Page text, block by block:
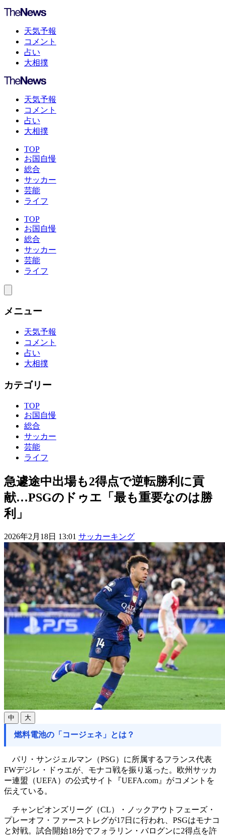
天気予報
コメント
占い
大相撲
天気予報
コメント
占い
大相撲
TOP
お国自慢
総合
サッカー
芸能
ライフ
TOP
お国自慢
総合
サッカー
芸能
ライフ
メニュー
天気予報
コメント
占い
大相撲
カテゴリー
TOP
お国自慢
総合
サッカー
芸能
ライフ
急遽途中出場も2得点で逆転勝利に貢
献…PSGのドゥエ「最も重要なのは勝
利」
2026年2月18日 13:01 サッカーキング
中 大
燃料電池の「コージェネ」とは？
パリ・サンジェルマン（PSG）に所属するフランス代表
FWデジレ・ドゥエが、モナコ戦を振り返った。欧州サッカ
ー連盟（UEFA）の公式サイト『UEFA.com』がコメントを
伝えている。
チャンピオンズリーグ（CL）・ノックアウトフェーズ・
プレーオフ・ファーストレグが17日に行われ、PSGはモナコ
と対戦。試合開始18分でフォラリン・バログンに2得点を許